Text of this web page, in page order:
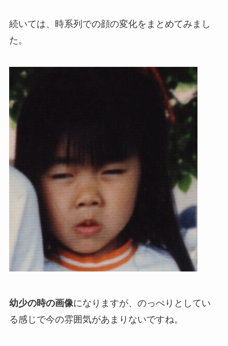
続いては、時系列での顔の変化をまとめてみまし
た。
幼少の時の画像になりますが、のっぺりとしてい
る感じで今の雰囲気があまりないですね。